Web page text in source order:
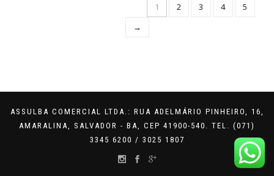
1 2 3 4
5
→
ASSULBA COMERCIAL LTDA.: RUA ADELMÁRIO PINHEIRO, 16,
AMARALINA, SALVADOR - BA, CEP 41900-540. TEL. (071)
3345 6200 / 3025 1807